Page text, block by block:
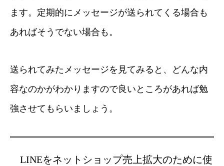
ます。定期的にメッセージが送られてくる場合も
あればそうでない場合も。
送られてみたメッセージを見てみると、どんな内
容なのかがわかりますので良いところがあれば勉
強させてもらいましょう。
LINEをネットショップ売上拡大のために使